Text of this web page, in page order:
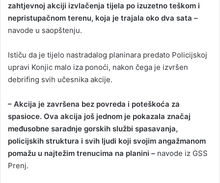
zahtjevnoj akciji izvlačenja tijela po izuzetno teškom i
nepristupačnom terenu, koja je trajala oko dva sata –
navode u saopštenju.
Ističu da je tijelo nastradalog planinara predato Policijskoj
upravi Konjic malo iza ponoći, nakon čega je izvršen
debrifing svih učesnika akcije.
– Akcija je završena bez povreda i poteškoća za
spasioce. Ova akcija još jednom je pokazala značaj
međusobne saradnje gorskih službi spasavanja,
policijskih struktura i svih ljudi koji svojim angažmanom
pomažu u najtežim trenucima na planini – navode iz GSS
Prenj.